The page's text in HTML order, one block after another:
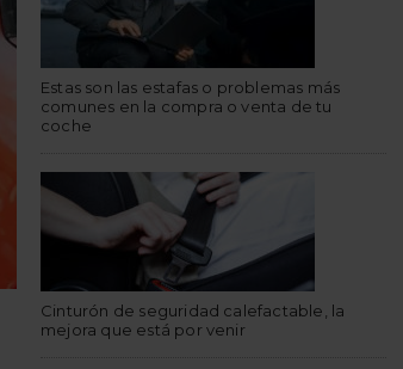
Estas son las estafas o problemas más
comunes en la compra o venta de tu
coche
Cinturón de seguridad calefactable, la
mejora que está por venir